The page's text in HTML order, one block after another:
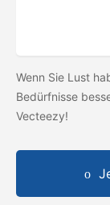
Wenn Sie Lust
Bedürfnisse
Vecteezy!